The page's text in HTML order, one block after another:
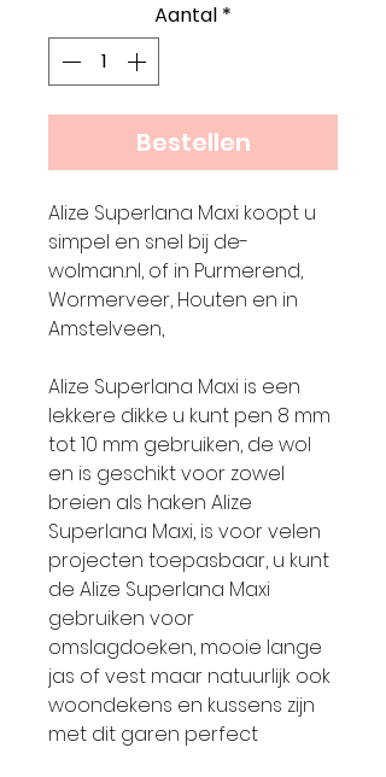
Aantal *
Bestellen
Alize Superlana Maxi koopt u
simpel en snel bij de-
wolman.nl, of in Purmerend,
Wormerveer, Houten en in
Amstelveen,
Alize Superlana Maxi is een
lekkere dikke u kunt pen 8 mm
tot 10 mm gebruiken, de wol
en is geschikt voor zowel
breien als haken Alize
Superlana Maxi, is voor velen
projecten toepasbaar, u kunt
de Alize Superlana Maxi
gebruiken voor
omslagdoeken, mooie lange
jas of vest maar natuurlijk ook
woondekens en kussens zijn
met dit garen perfect